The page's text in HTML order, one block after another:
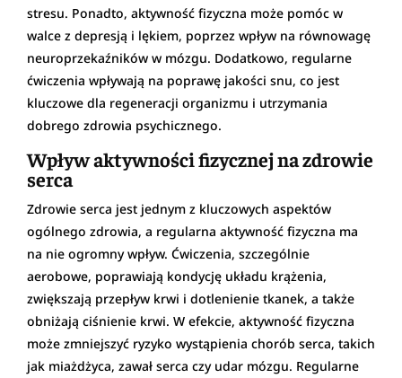
stresu. Ponadto, aktywność fizyczna może pomóc w
walce z depresją i lękiem, poprzez wpływ na równowagę
neuroprzekaźników w mózgu. Dodatkowo, regularne
ćwiczenia wpływają na poprawę jakości snu, co jest
kluczowe dla regeneracji organizmu i utrzymania
dobrego zdrowia psychicznego.
Wpływ aktywności fizycznej na zdrowie
serca
Zdrowie serca jest jednym z kluczowych aspektów
ogólnego zdrowia, a regularna aktywność fizyczna ma
na nie ogromny wpływ. Ćwiczenia, szczególnie
aerobowe, poprawiają kondycję układu krążenia,
zwiększają przepływ krwi i dotlenienie tkanek, a także
obniżają ciśnienie krwi. W efekcie, aktywność fizyczna
może zmniejszyć ryzyko wystąpienia chorób serca, takich
jak miażdżyca, zawał serca czy udar mózgu. Regularne